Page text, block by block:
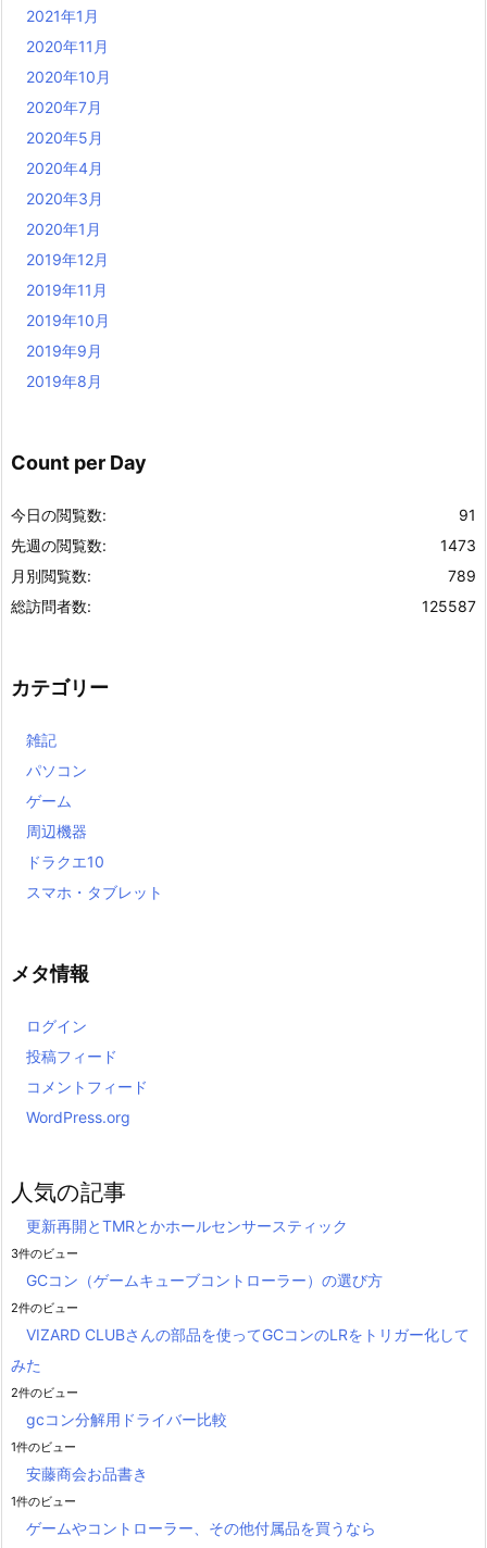
2021年1月
2020年11月
2020年10月
2020年7月
2020年5月
2020年4月
2020年3月
2020年1月
2019年12月
2019年11月
2019年10月
2019年9月
2019年8月
Count per Day
91
今日の閲覧数:
1473
先週の閲覧数:
789
月別閲覧数:
125587
総訪問者数:
カテゴリー
雑記
パソコン
ゲーム
周辺機器
ドラクエ10
スマホ・タブレット
メタ情報
ログイン
投稿フィード
コメントフィード
WordPress.org
人気の記事
更新再開とTMRとかホールセンサースティック
3件のビュー
GCコン（ゲームキューブコントローラー）の選び方
2件のビュー
VIZARD CLUBさんの部品を使ってGCコンのLRをトリガー化して
みた
2件のビュー
gcコン分解用ドライバー比較
1件のビュー
安藤商会お品書き
1件のビュー
ゲームやコントローラー、その他付属品を買うなら